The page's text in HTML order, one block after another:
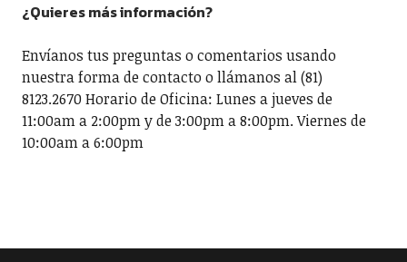
¿Quieres más información?
Envíanos tus preguntas o comentarios usando
nuestra forma de contacto o llámanos al (81)
8123.2670 Horario de Oficina: Lunes a jueves de
11:00am a 2:00pm y de 3:00pm a 8:00pm. Viernes de
10:00am a 6:00pm